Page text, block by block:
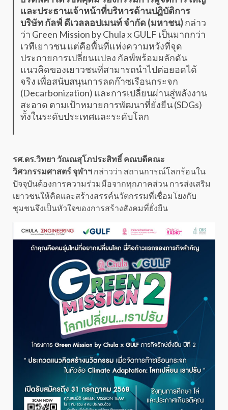
และประธานเจ้าหน้าที่บริหารด้านปฏิบัติการ
บริษัท กัลฟ์ ดีเวลลอปเมนท์ จำกัด (มหาชน)กล่าว
ว่า Green Mission by Chula x GULF เป็นมากกว่า
เวทีเยาวชน แต่คือพื้นที่แห่งความหวังที่จุด
ประกายการเปลี่ยนแปลง กัลฟ์พร้อมผลักดัน
แนวคิดของเยาวชนที่สามารถนำไปต่อยอดได้
จริง เพื่อสนับสนุนการลดก๊าซเรือนกระจก
(Decarbonization) และการเปลี่ยนผ่านสู่พลังงาน
สะอาด ตามเป้าหมายการพัฒนาที่ยั่งยืน (SDGs)
ทั้งในระดับประเทศและระดับโลก
รศ.ดร.วิทยา วัณณสุโภประสิทธิ์ คณบดีคณะ
วิศวกรรมศาสตร์ จุฬาฯ กล่าวว่า สถานการณ์โลกร้อนใน
ปัจจุบันต้องการความร่วมมือจากทุกภาคส่วน การส่งเสริม
เยาวชนให้คิดและสร้างสรรค์นวัตกรรมที่เชื่อมโยงกับ
ชุมชนจึงเป็นหัวใจของการสร้างสังคมที่ยั่งยืน